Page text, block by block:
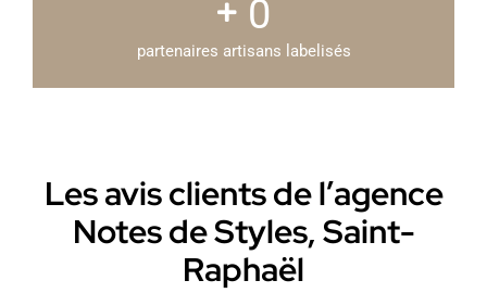
0
partenaires artisans labelisés
Les avis clients de l’agence
Notes de Styles, Saint-
Raphaël